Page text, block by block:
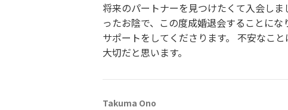
将来のパートナーを見つけたくて入会し
ったお陰で、この度成婚退会することに
サポートをしてくださります。 不安なこ
大切だと思います。
Takuma Ono